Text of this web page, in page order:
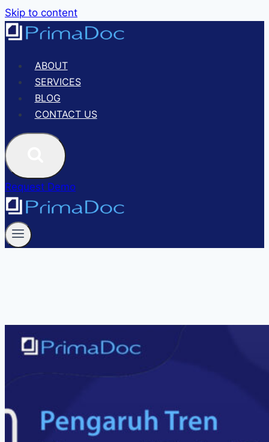
Skip to content
ABOUT
SERVICES
BLOG
CONTACT US
Request Demo